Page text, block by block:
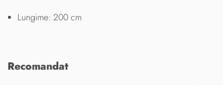
Lungime: 200 cm
Recomandat